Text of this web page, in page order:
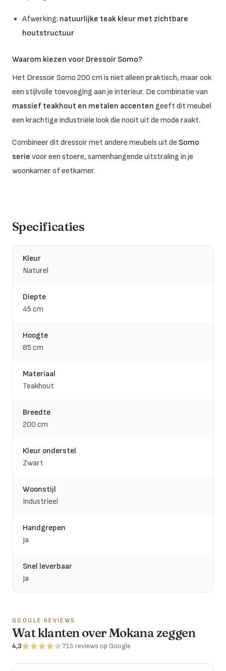
Afwerking: natuurlijke teak kleur met zichtbare
houtstructuur
Waarom kiezen voor Dressoir Somo?
Het Dressoir Somo 200 cm is niet alleen praktisch, maar ook
een stijlvolle toevoeging aan je interieur. De combinatie van
massief teakhout en metalen accenten geeft dit meubel
een krachtige industriële look die nooit uit de mode raakt.
Combineer dit dressoir met andere meubels uit de Somo
serie voor een stoere, samenhangende uitstraling in je
woonkamer of eetkamer.
Specificaties
Kleur
Naturel
Diepte
45 cm
Hoogte
85 cm
Materiaal
Teakhout
Breedte
200 cm
Kleur onderstel
Zwart
Woonstijl
Industrieel
Handgrepen
Ja
Snel leverbaar
Ja
GOOGLE REVIEWS
Wat klanten over Mokana zeggen
4,3 715 reviews op Google